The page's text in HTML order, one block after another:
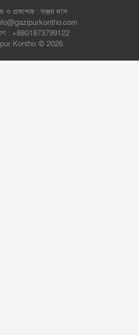
ও প্রকাশক : সঞ্জয় দাস
: +8801873799122
Kontho © 2026